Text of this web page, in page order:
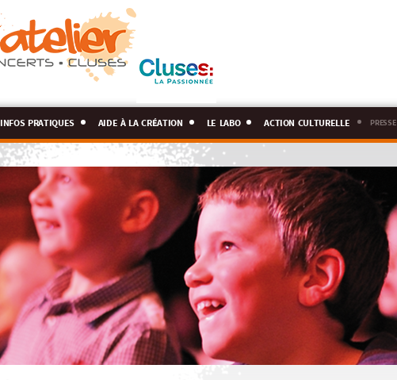
infos pratiques aide à la création le labo action culturelle presse